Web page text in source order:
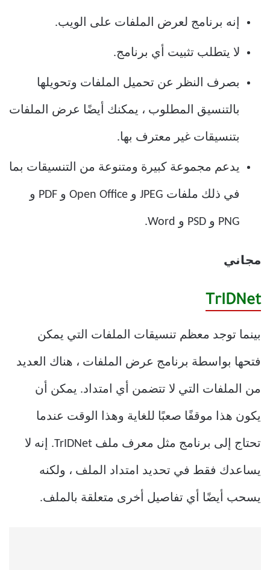
إنه برنامج لعرض الملفات على الويب.
لا يتطلب تثبيت أي برنامج.
بصرف النظر عن تحميل الملفات وتحويلها
بالتنسيق المطلوب ، يمكنك أيضًا عرض الملفات
بتنسيقات غير معترف بها.
يدعم مجموعة كبيرة ومتنوعة من التنسيقات بما
في ذلك ملفات JPEG و Open Office و PDF و
PNG و PSD و Word.
مجاني
TrIDNet
بينما توجد معظم تنسيقات الملفات التي يمكن
فتحها بواسطة برنامج عرض الملفات ، هناك العديد
من الملفات التي لا تتضمن أي امتداد. يمكن أن
يكون هذا موقفًا صعبًا للغاية وهذا الوقت عندما
تحتاج إلى برنامج مثل معرف ملف TrIDNet. إنه لا
يساعدك فقط في تحديد امتداد الملف ، ولكنه
يسحب أيضًا أي تفاصيل أخرى متعلقة بالملف.